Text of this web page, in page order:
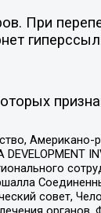
При
Американо-
совет,